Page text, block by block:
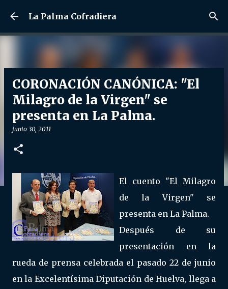
Ir al contenido principal
La Palma Cofradiera
CORONACIÓN CANÓNICA: "El
Milagro de la Virgen" se
presenta en La Palma.
junio 30, 2011
El cuento "El Milagro
de la Virgen" se
presenta en La Palma.
Después de su
presentación en la
rueda de prensa celebrada el pasado 22 de junio
en la Excelentísima Diputación de Huelva, llega a